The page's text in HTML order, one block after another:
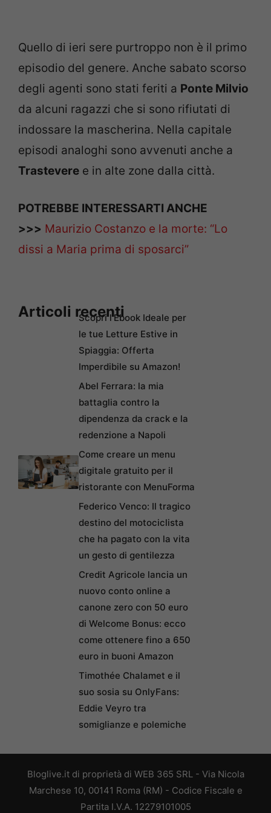
Quello di ieri sere purtroppo non è il primo
episodio del genere. Anche sabato scorso
degli agenti sono stati feriti a Ponte Milvio
da alcuni ragazzi che si sono rifiutati di
indossare la mascherina. Nella capitale
episodi analoghi sono avvenuti anche a
Trastevere e in alte zone dalla città.
POTREBBE INTERESSARTI ANCHE
>>> Maurizio Costanzo e la morte: “Lo
dissi a Maria prima di sposarci”
Articoli recentiScopri l’Ebook Ideale per
le tue Letture Estive in
Spiaggia: Offerta
Imperdibile su Amazon!
Abel Ferrara: la mia
battaglia contro la
dipendenza da crack e la
redenzione a Napoli
Come creare un menu
digitale gratuito per il
ristorante con MenuForma
Federico Venco: Il tragico
destino del motociclista
che ha pagato con la vita
un gesto di gentilezza
Credit Agricole lancia un
nuovo conto online a
canone zero con 50 euro
di Welcome Bonus: ecco
come ottenere fino a 650
euro in buoni Amazon
Timothée Chalamet e il
suo sosia su OnlyFans:
Eddie Veyro tra
somiglianze e polemiche
Bloglive.it di proprietà di WEB 365 SRL - Via Nicola
Marchese 10, 00141 Roma (RM) - Codice Fiscale e
Partita I.V.A. 12279101005